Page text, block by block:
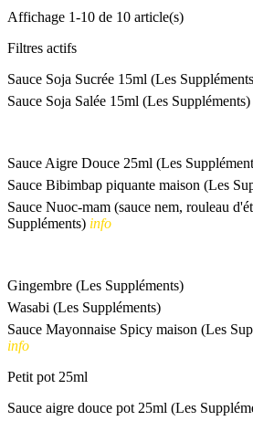
Affichage 1-10 de 10 article(s)
Filtres actifs
Sauce Soja Sucrée 15ml (Les
Sauce Soja Salée 15ml (Les Suppléments)
Sauce Aigre Douce 25ml (Les
Sauce Bibimbap piquante maison (Les
Sauce Nuoc-mam (sauce nem, rouleau
Suppléments) info
Gingembre (Les Suppléments)
Wasabi (Les Suppléments)
Sauce Mayonnaise Spicy maison (Les
info
Petit pot 25ml
Sauce aigre douce pot 25ml (Les